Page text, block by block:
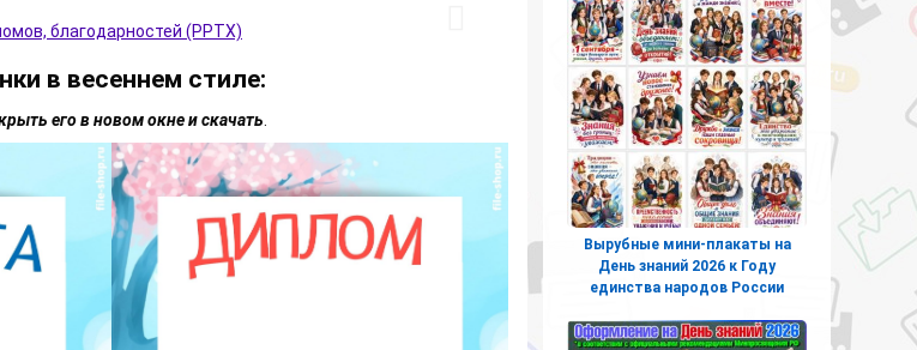
благодарностей (PPTX)
в весеннем стиле:
его в новом окне и скачать
Вырубные мини-плакаты на
День знаний 2026 к Году
единства народов России